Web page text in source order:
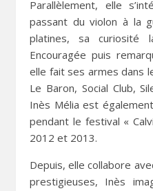
Parallèlement, elle
passant du violon à la
platines, sa curiosité
Encouragée puis
elle fait ses armes dans
Le Baron, Social Club,
Inès Mélia est
pendant le festival «
2012 et 2013.
Depuis, elle collabore
prestigieuses, Inès